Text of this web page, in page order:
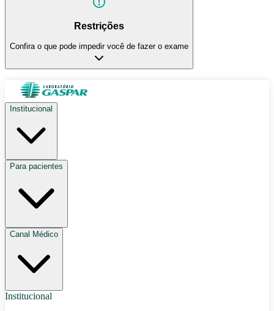
Restrições
Confira o que pode impedir você de fazer o exame
Institucional
Para pacientes
Canal Médico
Institucional